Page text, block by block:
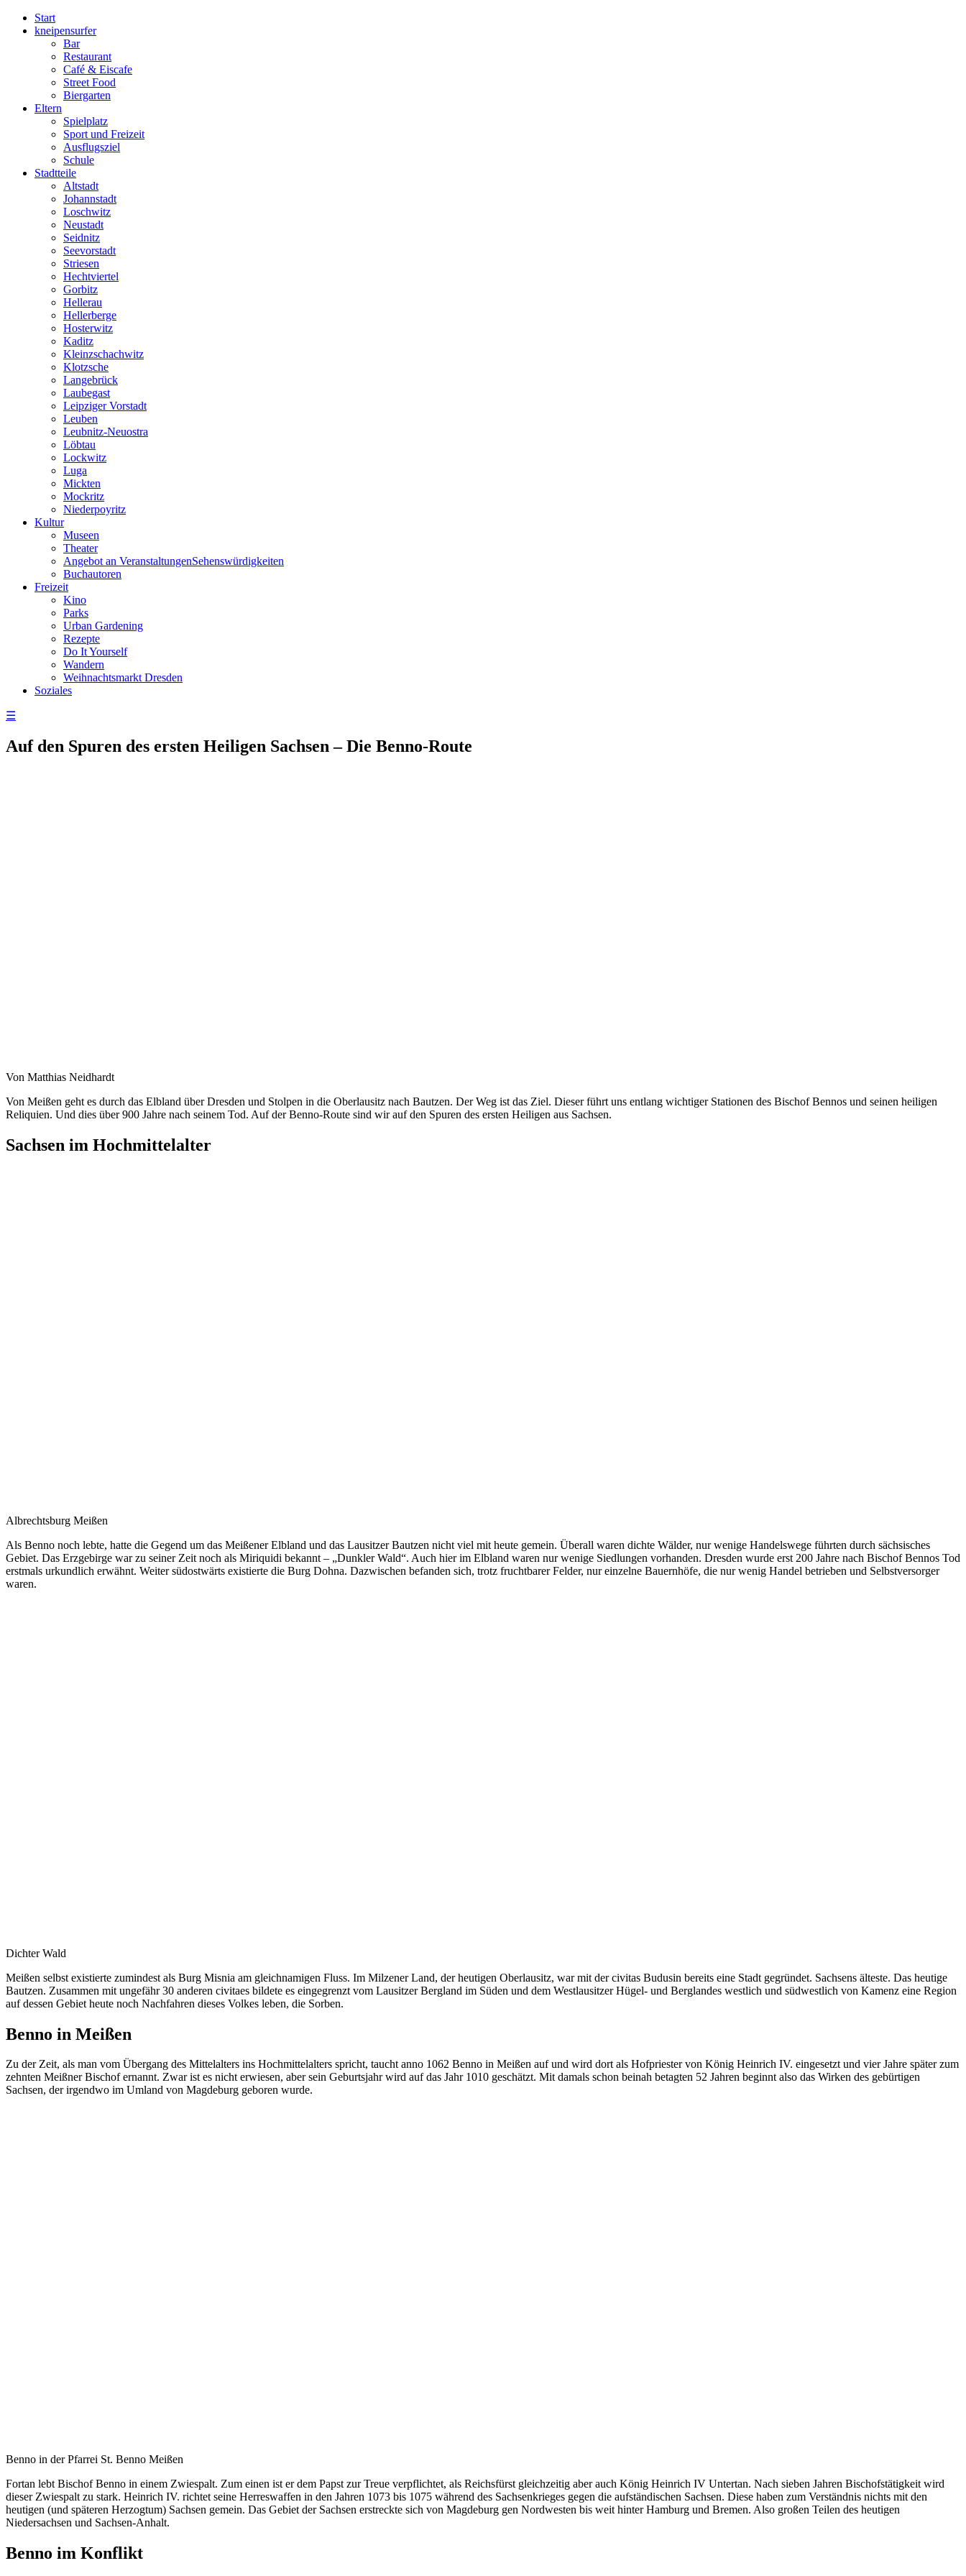
Start
kneipensurfer
Bar
Restaurant
Café & Eiscafe
Street Food
Biergarten
Eltern
Spielplatz
Sport und Freizeit
Ausflugsziel
Schule
Stadtteile
Altstadt
Johannstadt
Loschwitz
Neustadt
Seidnitz
Seevorstadt
Striesen
Hechtviertel
Gorbitz
Hellerau
Hellerberge
Hosterwitz
Kaditz
Kleinzschachwitz
Klotzsche
Langebrück
Laubegast
Leipziger Vorstadt
Leuben
Leubnitz-Neuostra
Löbtau
Lockwitz
Luga
Mickten
Mockritz
Niederpoyritz
Kultur
Museen
Theater
Angebot an VeranstaltungenSehenswürdigkeiten
Buchautoren
Freizeit
Kino
Parks
Urban Gardening
Rezepte
Do It Yourself
Wandern
Weihnachtsmarkt Dresden
Soziales
☰
Auf den Spuren des ersten Heiligen Sachsen – Die Benno-Route
Von Matthias Neidhardt
Von Meißen geht es durch das Elbland über Dresden und Stolpen in die Oberlausitz nach Bautzen. Der Weg ist das Ziel. Dieser führt uns entlang wichtiger Stationen des Bischof Bennos und seinen heiligen
Reliquien. Und dies über 900 Jahre nach seinem Tod. Auf der Benno-Route sind wir auf den Spuren des ersten Heiligen aus Sachsen.
Sachsen im Hochmittelalter
Albrechtsburg Meißen
Als Benno noch lebte, hatte die Gegend um das Meißener Elbland und das Lausitzer Bautzen nicht viel mit heute gemein. Überall waren dichte Wälder, nur wenige Handelswege führten durch sächsisches
Gebiet. Das Erzgebirge war zu seiner Zeit noch als Miriquidi bekannt – „Dunkler Wald“. Auch hier im Elbland waren nur wenige Siedlungen vorhanden. Dresden wurde erst 200 Jahre nach Bischof Bennos Tod
erstmals urkundlich erwähnt. Weiter südostwärts existierte die Burg Dohna. Dazwischen befanden sich, trotz fruchtbarer Felder, nur einzelne Bauernhöfe, die nur wenig Handel betrieben und Selbstversorger
waren.
Dichter Wald
Meißen selbst existierte zumindest als Burg Misnia am gleichnamigen Fluss. Im Milzener Land, der heutigen Oberlausitz, war mit der civitas Budusin bereits eine Stadt gegründet. Sachsens älteste. Das heutige
Bautzen. Zusammen mit ungefähr 30 anderen civitaes bildete es eingegrenzt vom Lausitzer Bergland im Süden und dem Westlausitzer Hügel- und Berglandes westlich und südwestlich von Kamenz eine Region
auf dessen Gebiet heute noch Nachfahren dieses Volkes leben, die Sorben.
Benno in Meißen
Zu der Zeit, als man vom Übergang des Mittelalters ins Hochmittelalters spricht, taucht anno 1062 Benno in Meißen auf und wird dort als Hofpriester von König Heinrich IV. eingesetzt und vier Jahre später zum
zehnten Meißner Bischof ernannt. Zwar ist es nicht erwiesen, aber sein Geburtsjahr wird auf das Jahr 1010 geschätzt. Mit damals schon beinah betagten 52 Jahren beginnt also das Wirken des gebürtigen
Sachsen, der irgendwo im Umland von Magdeburg geboren wurde.
Benno in der Pfarrei St. Benno Meißen
Fortan lebt Bischof Benno in einem Zwiespalt. Zum einen ist er dem Papst zur Treue verpflichtet, als Reichsfürst gleichzeitig aber auch König Heinrich IV Untertan. Nach sieben Jahren Bischofstätigkeit wird
dieser Zwiespalt zu stark. Heinrich IV. richtet seine Herreswaffen in den Jahren 1073 bis 1075 während des Sachsenkrieges gegen die aufständischen Sachsen. Diese haben zum Verständnis nichts mit den
heutigen (und späteren Herzogtum) Sachsen gemein. Das Gebiet der Sachsen erstreckte sich von Magdeburg gen Nordwesten bis weit hinter Hamburg und Bremen. Also großen Teilen des heutigen
Niedersachsen und Sachsen-Anhalt.
Benno im Konflikt